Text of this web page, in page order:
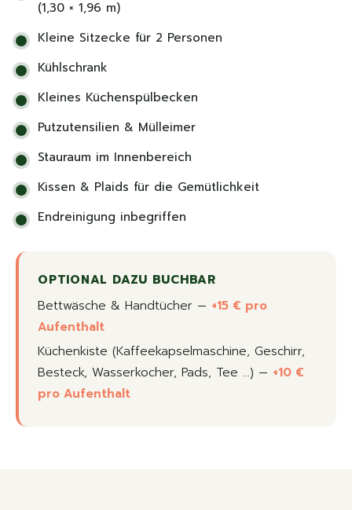
(1,30 × 1,96 m)
Kleine Sitzecke für 2 Personen
Kühlschrank
Kleines Küchenspülbecken
Putzutensilien & Mülleimer
Stauraum im Innenbereich
Kissen & Plaids für die Gemütlichkeit
Endreinigung inbegriffen
OPTIONAL DAZU BUCHBAR
Bettwäsche & Handtücher — +15 € pro
Aufenthalt
Küchenkiste (Kaffeekapselmaschine, Geschirr,
Besteck, Wasserkocher, Pads, Tee …) — +10 €
pro Aufenthalt